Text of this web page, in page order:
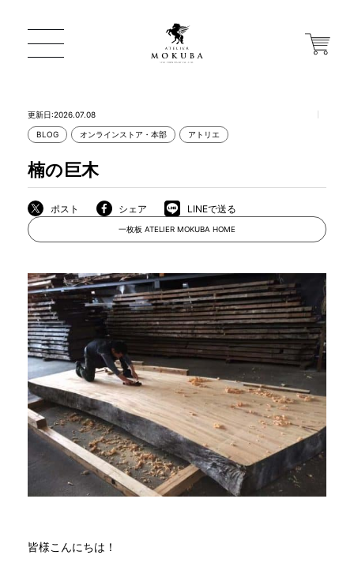
店舗から探す
MOKUBA について
商品情報
直営店
イベント
更新日:2026.07.08
BLOG オンラインストア・本部 アトリエ
楠の巨木
ポスト シェア LINEで送る
一枚板 ATELIER MOKUBA HOME
皆様こんにちは！